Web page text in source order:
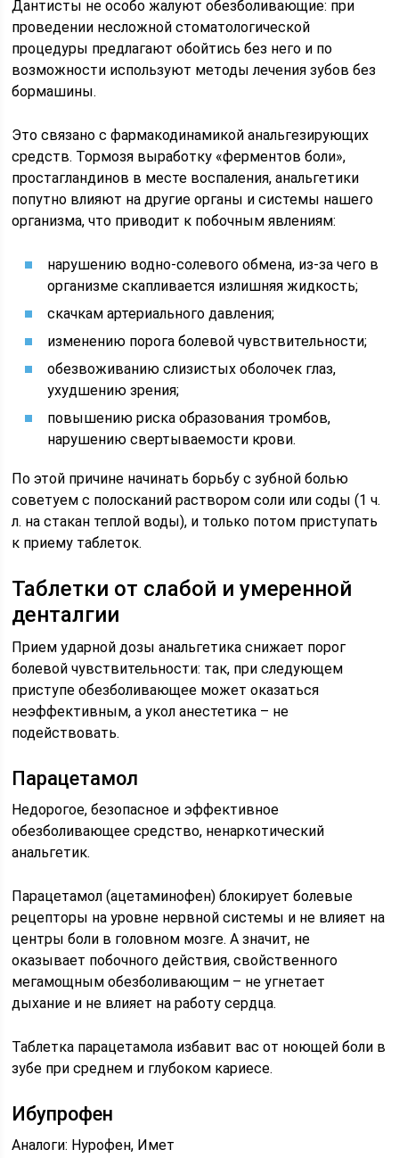
Дантисты не особо жалуют обезболивающие: при
проведении несложной стоматологической
процедуры предлагают обойтись без него и по
возможности используют методы лечения зубов без
бормашины.
Это связано с фармакодинамикой анальгезирующих
средств. Тормозя выработку «ферментов боли»,
простагландинов в месте воспаления, анальгетики
попутно влияют на другие органы и системы нашего
организма, что приводит к побочным явлениям:
нарушению водно-солевого обмена, из-за чего в
организме скапливается излишняя жидкость;
скачкам артериального давления;
изменению порога болевой чувствительности;
обезвоживанию слизистых оболочек глаз,
ухудшению зрения;
повышению риска образования тромбов,
нарушению свертываемости крови.
По этой причине начинать борьбу с зубной болью
советуем с полосканий раствором соли или соды (1 ч.
л. на стакан теплой воды), и только потом приступать
к приему таблеток.
Таблетки от слабой и умеренной
денталгии
Прием ударной дозы анальгетика снижает порог
болевой чувствительности: так, при следующем
приступе обезболивающее может оказаться
неэффективным, а укол анестетика – не
подействовать.
Парацетамол
Недорогое, безопасное и эффективное
обезболивающее средство, ненаркотический
анальгетик.
Парацетамол (ацетаминофен) блокирует болевые
рецепторы на уровне нервной системы и не влияет на
центры боли в головном мозге. А значит, не
оказывает побочного действия, свойственного
мегамощным обезболивающим – не угнетает
дыхание и не влияет на работу сердца.
Таблетка парацетамола избавит вас от ноющей боли в
зубе при среднем и глубоком кариесе.
Ибупрофен
Аналоги: Нурофен, Имет